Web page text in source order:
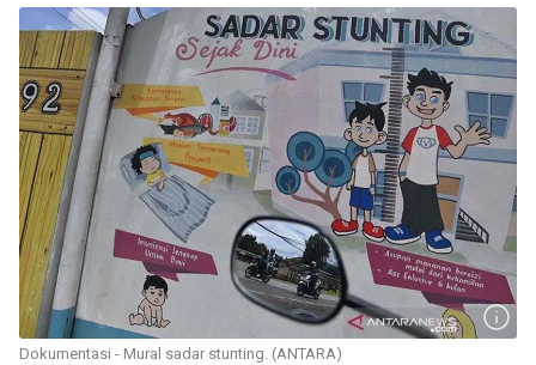
Dokumentasi - Mural sadar stunting. (ANTARA)